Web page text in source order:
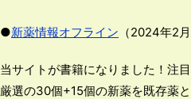
●新薬情報オフライン （2024年2月
当サイトが書籍になりました！注
厳選の30個+15個の新薬を既存薬